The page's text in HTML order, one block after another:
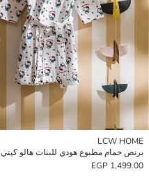
LCW HOME
برنص حمام مطبوع هودي للبنات هالو كيتي
1,499.00 EGP